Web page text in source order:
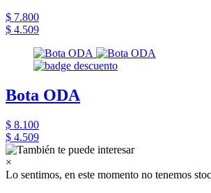
$ 7.800
$ 4.509
Bota ODA
$ 8.100
$ 4.509
×
Lo sentimos, en este momento no tenemos